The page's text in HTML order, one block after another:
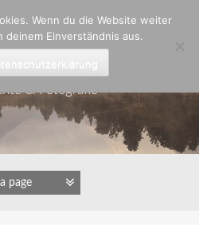
Padberg
& Fotografie
Wenn du die Website weiter
Einverständnis aus.